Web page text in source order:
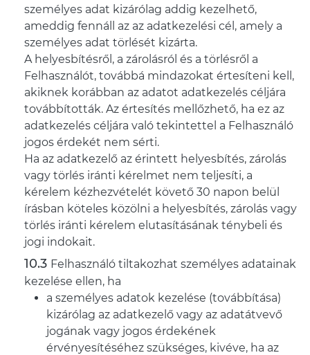
személyes adat kizárólag addig kezelhető,
ameddig fennáll az az adatkezelési cél, amely a
személyes adat törlését kizárta.
A helyesbítésről, a zárolásról és a törlésről a
Felhasználót, továbbá mindazokat értesíteni kell,
akiknek korábban az adatot adatkezelés céljára
továbbították. Az értesítés mellőzhető, ha ez az
adatkezelés céljára való tekintettel a Felhasználó
jogos érdekét nem sérti.
Ha az adatkezelő az érintett helyesbítés, zárolás
vagy törlés iránti kérelmet nem teljesíti, a
kérelem kézhezvételét követő 30 napon belül
írásban köteles közölni a helyesbítés, zárolás vagy
törlés iránti kérelem elutasításának ténybeli és
jogi indokait.
Felhasználó tiltakozhat személyes adatainak
kezelése ellen, ha
a személyes adatok kezelése (továbbítása)
kizárólag az adatkezelő vagy az adatátvevő
jogának vagy jogos érdekének
érvényesítéséhez szükséges, kivéve, ha az